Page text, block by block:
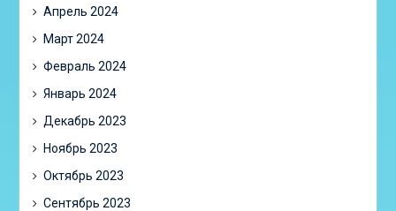
Апрель 2024
Март 2024
Февраль 2024
Январь 2024
Декабрь 2023
Ноябрь 2023
Октябрь 2023
Сентябрь 2023